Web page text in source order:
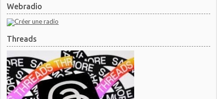
Webradio
Threads